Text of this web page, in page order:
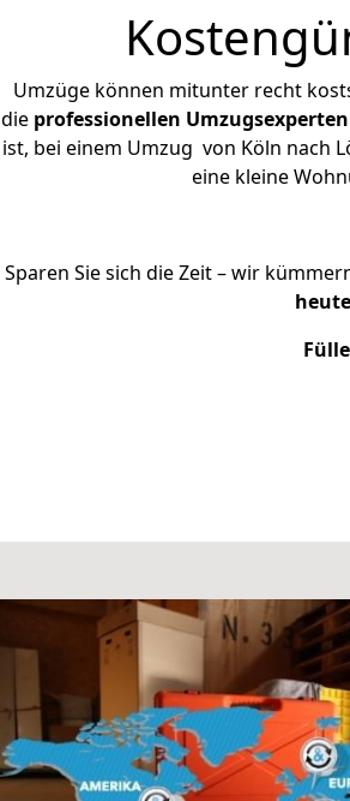
Umzüge können mitunter recht
die professionellen Umzugsexperten
ist, bei einem Umzug von Köln nach
eine kleine
Sparen Sie sich die Zeit – wir
heute